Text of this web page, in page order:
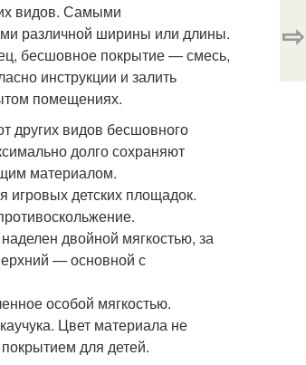
видов. Самыми
различной ширины или длины.
бесшовное покрытие — смесь,
инструкции и залить
помещениях.
других видов бесшовного
долго сохраняют
материалом.
детских площадок.
двойной мягкостью, за
— основной с
особой мягкостью.
Цвет материала не
для детей.
⇨